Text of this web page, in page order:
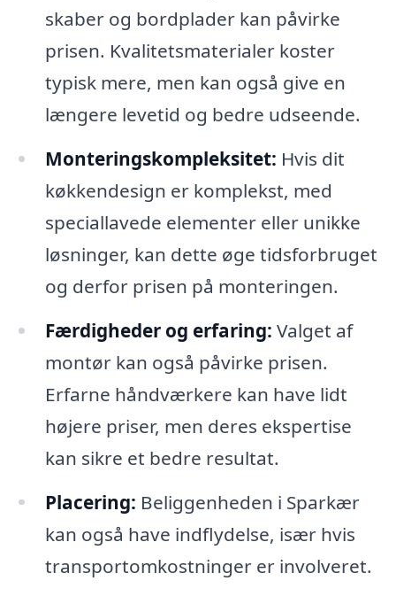
skaber og bordplader kan påvirke
prisen. Kvalitetsmaterialer koster
typisk mere, men kan også give en
længere levetid og bedre udseende.
Monteringskompleksitet: Hvis dit
køkkendesign er komplekst, med
speciallavede elementer eller unikke
løsninger, kan dette øge tidsforbruget
og derfor prisen på monteringen.
Færdigheder og erfaring: Valget af
montør kan også påvirke prisen.
Erfarne håndværkere kan have lidt
højere priser, men deres ekspertise
kan sikre et bedre resultat.
Placering: Beliggenheden i Sparkær
kan også have indflydelse, især hvis
transportomkostninger er involveret.